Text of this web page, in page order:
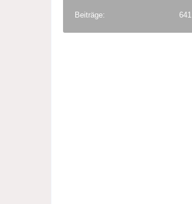
Beiträge 641